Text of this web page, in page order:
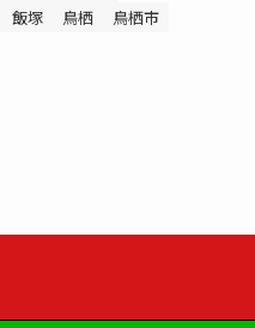
飯塚 鳥栖
鳥栖市